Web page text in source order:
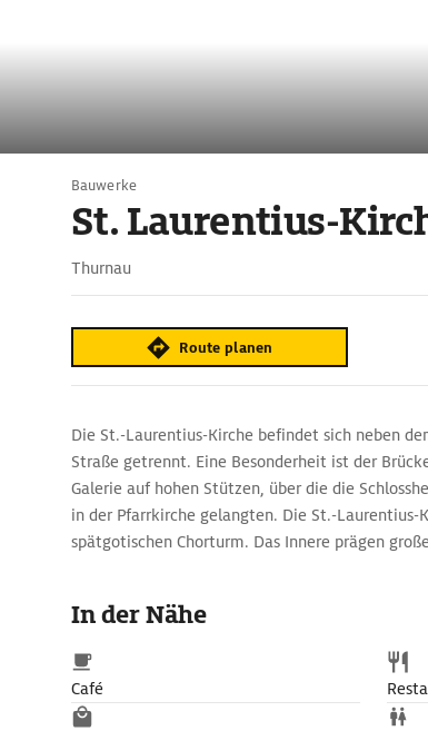
Bauwerke
St. Laurentius-
Thurnau
Route planen
Die St.-Laurentius-Kirche befindet sich neben
Straße getrennt. Eine Besonderheit ist der
Galerie auf hohen Stützen, über die die
in der Pfarrkirche gelangten. Die St.-Laurentius-
spätgotischen Chorturm. Das Innere prägen
In der Nähe
Café